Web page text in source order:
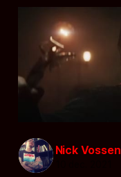
Nick Vossen